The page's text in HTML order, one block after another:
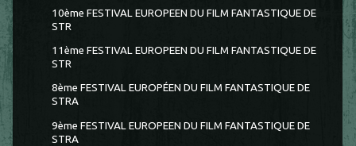
10ème FESTIVAL EUROPEEN DU FILM FANTASTIQUE DE
STR
11ème FESTIVAL EUROPEEN DU FILM FANTASTIQUE DE
STR
8ème FESTIVAL EUROPÉEN DU FILM FANTASTIQUE DE
STRA
9ème FESTIVAL EUROPEEN DU FILM FANTASTIQUE DE
STRA